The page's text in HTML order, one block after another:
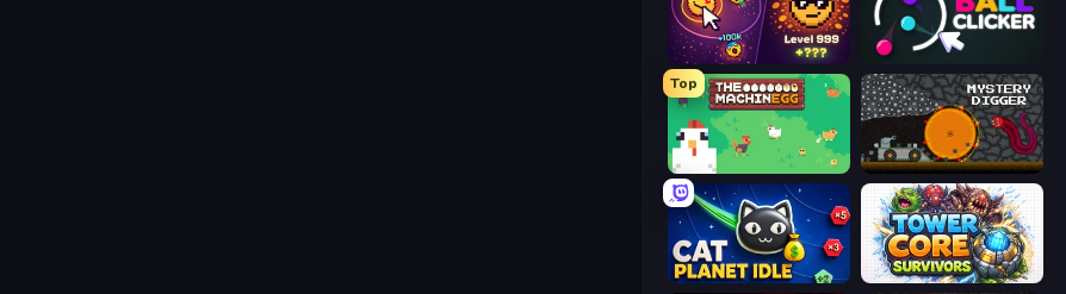
Dominate All Shapes Satisfying Ball Clicker
Top
The MachinEGG Mystery Digger
Cat Planet Idle Tower Core Survivors